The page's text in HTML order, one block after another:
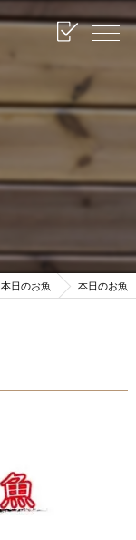
本日のお魚 本日のお魚